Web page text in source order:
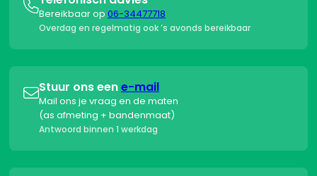

Bereikbaar op 06-34477718
Overdag en regelmatig ook ’s avonds bereikbaar
Stuur ons eene-mail
Mail ons je vraag en de maten
(as afmeting + bandenmaat)
Antwoord binnen 1 werkdag